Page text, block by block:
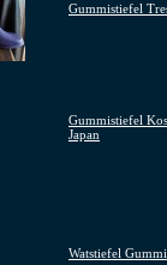
Gummistiefel
Gummistiefel
Japan
Watstiefel